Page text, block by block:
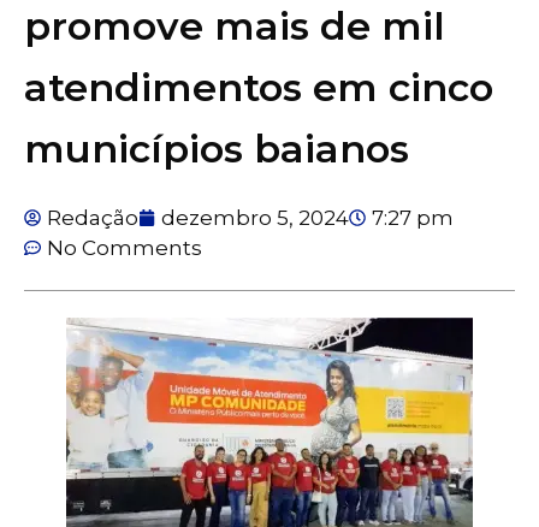
promove mais de mil
atendimentos em cinco
municípios baianos
Redação dezembro 5, 2024
7:27 pm
No Comments